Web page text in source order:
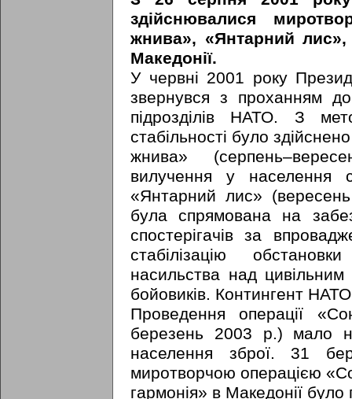
здійснювалися
жнива», «Янтарний
Македонії.
У червні 2001 року
звернувся з проханням
підрозділів НАТО. З
стабільності було
жнива»
вилучення у населення
«Янтарний лис»
була спрямована на
спостерігачів за
стабілізацію
насильства над
бойовиків. Контингент
Проведення операції
березень 2003 р.) мало
населення зброї. 31
миротворчою операцією
гармонія» в Македонії